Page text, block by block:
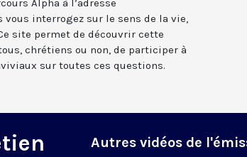
Alpha à l’adresse
vous interrogez sur le sens de la vie,
site permet de découvrir cette
chrétiens ou non, de participer à
sur toutes ces questions.
Autres vidéos de